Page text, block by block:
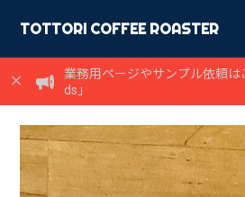
TOTTORI COFFEE ROASTER
業務用ページやサンプル依頼
ds」